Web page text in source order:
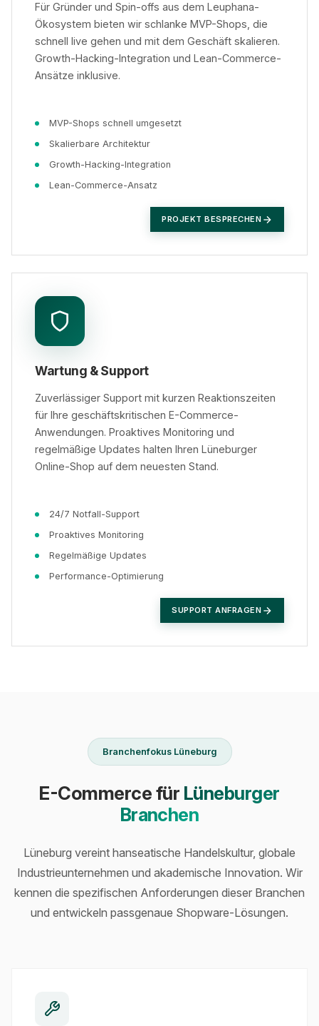
Für Gründer und Spin-offs aus dem Leuphana-
Ökosystem bieten wir schlanke MVP-Shops, die
schnell live gehen und mit dem Geschäft skalieren.
Growth-Hacking-Integration und Lean-Commerce-
Ansätze inklusive.
MVP-Shops schnell umgesetzt
Skalierbare Architektur
Growth-Hacking-Integration
Lean-Commerce-Ansatz
PROJEKT BESPRECHEN
Wartung & Support
Zuverlässiger Support mit kurzen Reaktionszeiten
für Ihre geschäftskritischen E-Commerce-
Anwendungen. Proaktives Monitoring und
regelmäßige Updates halten Ihren Lüneburger
Online-Shop auf dem neuesten Stand.
24/7 Notfall-Support
Proaktives Monitoring
Regelmäßige Updates
Performance-Optimierung
SUPPORT ANFRAGEN
Branchenfokus Lüneburg
E-Commerce für Lüneburger
Branchen
Lüneburg vereint hanseatische Handelskultur, globale
Industrieunternehmen und akademische Innovation. Wir
kennen die spezifischen Anforderungen dieser Branchen
und entwickeln passgenaue Shopware-Lösungen.